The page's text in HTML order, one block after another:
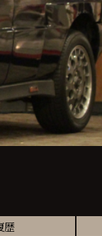
歴